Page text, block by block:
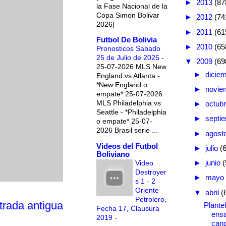
antigua
la Fase Nacional de la
Copa Simon Bolivar
2026]
Futbol De Bolivia
Pronosticos Sabado
25 de Julio de 2025 -
25-07-2026 MLS New
England vs Atlanta -
*New England o
empate* 25-07-2026
MLS Philadelphia vs
Seattle - *Philadelphia
o empate* 25-07-
2026 Brasil serie ...
Videos del Futbol
Boliviano
Video
Destroyer
s 1 - 2
Oriente
Petrolero,
Fecha 17, Clausura
2019 -
► 2013
► 2012
► 2011
► 2010
▼ 2009
►
►
►
►
►
► julio
► junio
► mayo
▼ abril